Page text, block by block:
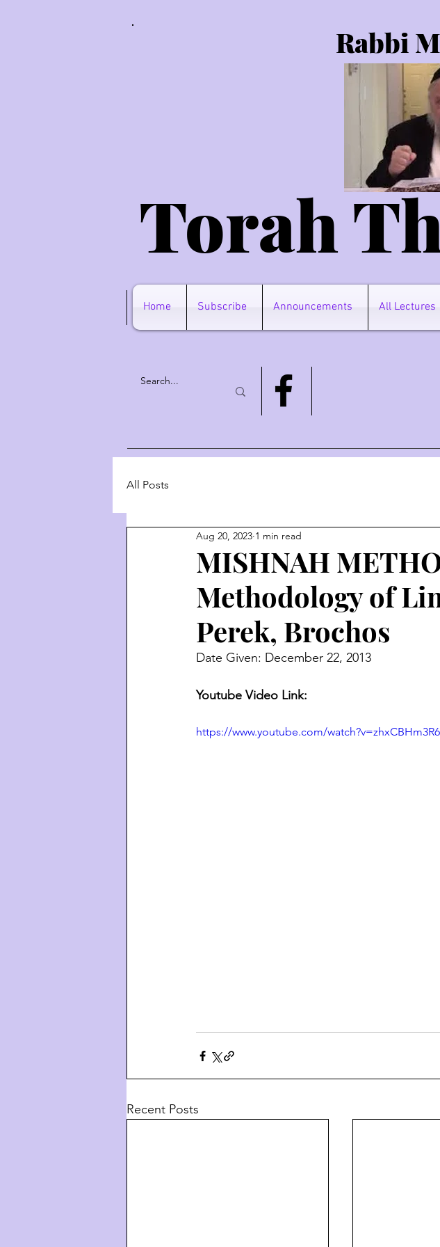
Rabbi
Torah
Home Subscribe Announcements All Lectures
All Posts
MISHNAH
Methodology of
Perek, Brochos
Aug 20, 2023 1 min read
Date Given: December 22, 2013
Youtube Video Link:
https://www.youtube.com/
Recent Posts